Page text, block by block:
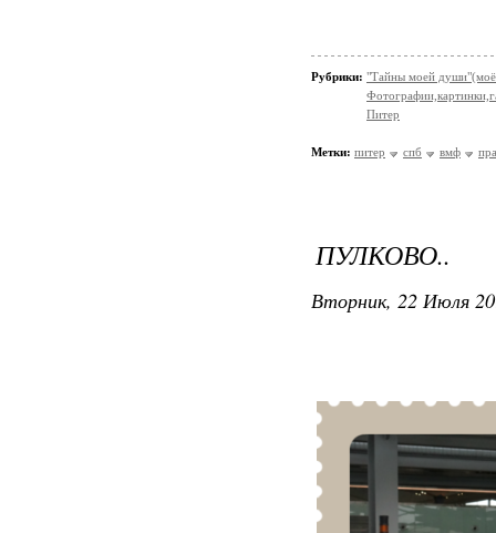
Рубрики: "Тайны моей души"(моё
Питер
Метки: питер спб вмф
ПУЛКОВО..
Вторник, 22 Июля